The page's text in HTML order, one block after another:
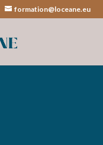
formation@loceane.eu